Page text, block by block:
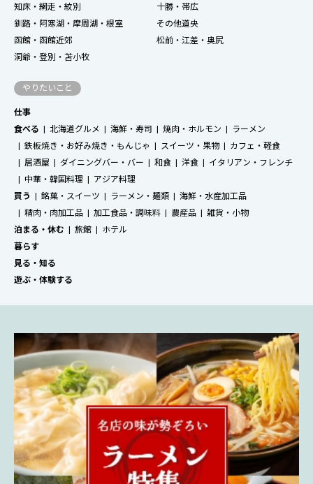
知床・網走・紋別
十勝・帯広
釧路・阿寒湖・摩周湖・根室
その他道央
函館・函館近郊
松前・江差・奥尻
洞爺・登別・苫小牧
やりたいこと
仕事
食べる
北海道グルメ 海鮮・寿司 焼肉・ホルモン
ラーメン
鉄板焼き・お好み焼き・もんじゃ
スイーツ・果物
カフェ・軽食
居酒屋
ダイニングバー・バー 和食 洋食
イタリアン・フレンチ
中華・韓国料理
アジア料理
買う
銘菓・スイーツ ラーメン・麺類
海鮮・水産加工品
精肉・肉加工品
加工食品・調味料 農産品
雑貨・小物
泊まる・休む
旅館
ホテル
暮らす
見る・知る
遊ぶ・体験する